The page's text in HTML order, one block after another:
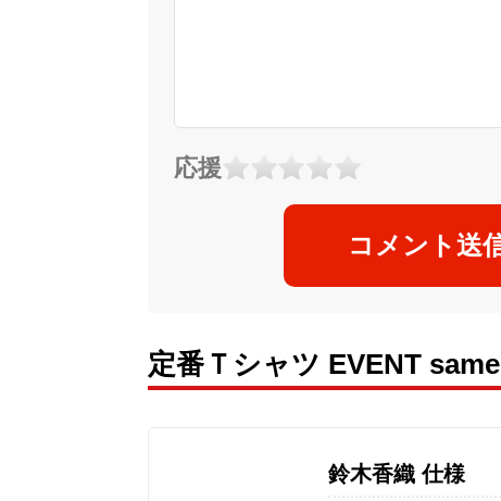
応援
コメント送
定番Ｔシャツ EVENT
鈴木香織 仕様